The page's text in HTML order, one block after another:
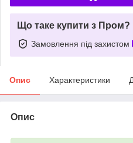
Що таке купити з Пром?
Замовлення під захистом
Опис Характеристики
Опис